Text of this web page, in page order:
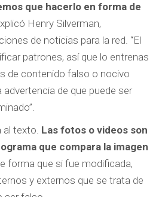
que hacerlo en forma de
Henry Silverman,
de noticias para la red. “El
patrones, así que lo entrenas
de contenido falso o nocivo
advertencia de que puede ser
al texto. Las fotos o videos son
que compara la imagen
forma que si fue modificada,
y externos que se trata de